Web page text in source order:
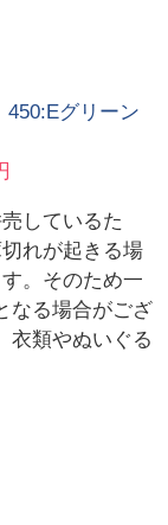
450:Eグリーン
しているた
れが起きる場
。そのため一
なる場合がござ
衣類やぬいぐる